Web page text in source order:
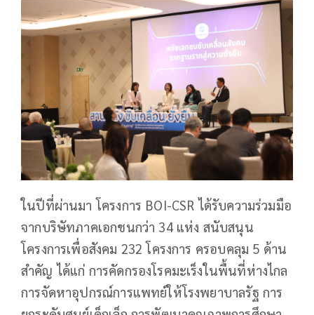
ในปีที่ผ่านมา โครงการ BOI-CSR ได้รับความร่วมมือ
จากบริษัทภาคเอกชนกว่า 34 แห่ง สนับสนุน
โครงการเพื่อสังคม 232 โครงการ ครอบคลุม 5 ด้าน
สำคัญ ได้แก่ การคัดกรองโรคมะเร็งในพื้นที่ห่างไกล
การจัดหาอุปกรณ์การแพทย์ให้โรงพยาบาลรัฐ การ